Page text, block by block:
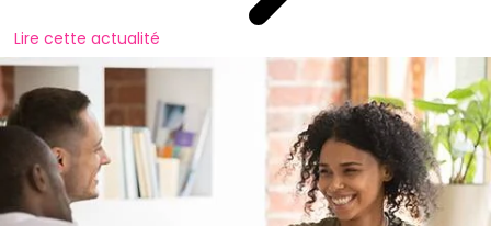
Lire cette actualité